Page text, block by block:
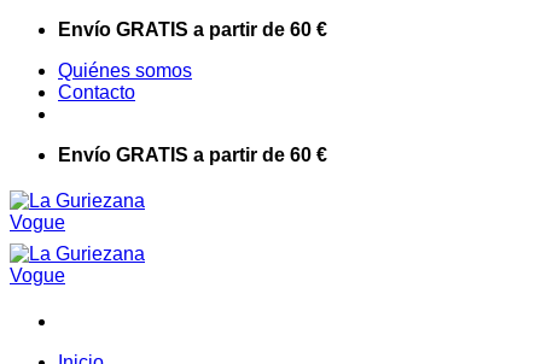
Saltar
contenido
Envío GRATIS a partir de 60 €
Quiénes somos
Contacto
Envío GRATIS a partir de 60 €